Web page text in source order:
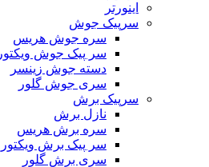
اینورتر
سرپیک جوش
سره جوش هریس
سر پیک جوش ویکتور
دسته جوش زینسر
سری جوش گلور
سرپیک برش
نازل برش
سره برش هریس
سر پیک برش ویکتور
سری برش گلور